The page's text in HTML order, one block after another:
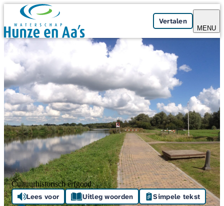
Skip navigation
Vertalen
MENU
Cultuurhistorisch erfgoed
Lees voor Uitleg woorden Simpele tekst